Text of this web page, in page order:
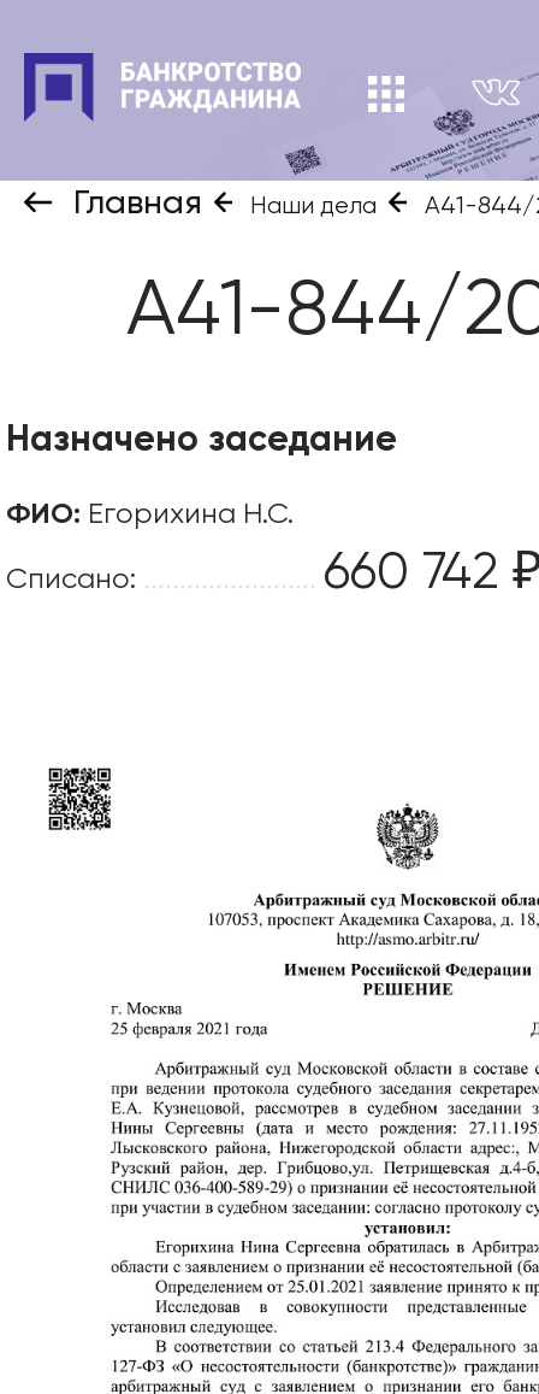
Главная Наши дела А41-844/
А41-844/
Назначено заседание
ФИО: Егорихина Н.С.
Списано: ........................ 660 742